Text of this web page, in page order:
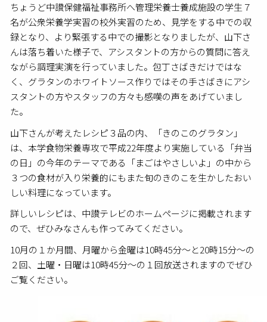
ちょうど中讃保健福祉事務所へ管理栄養士養成施設の学生７
名が公衆栄養学実習の校外実習のため、見学をする中での収
録となり、より緊張する中での撮影となりましたが、山下さ
んは落ち着いた様子で、アシスタントの方からの質問に答え
ながら調理実演を行っていました。包丁さばきだけではな
く、グラタンのホワイトソース作りではその手さばきにアシ
スタントの方やスタッフの方々も感嘆の声をあげていまし
た。
山下さんが考えたレシピ３品の内、「きのこのグラタン」
は、本学食物栄養専攻で平成22年度より実施している「弁当
の日」の今年のテーマである「まごはやさしいよ」の中から
３つの食材が入り栄養的にもまた旬のきのこを生かしたおい
しい料理になっています。
詳しいレシピは、中讃テレビのホームページに掲載されます
ので、ぜひみなさんも作ってみてください。
10月の１か月間、月曜から金曜は10時45分～と20時15分～の
２回、土曜・日曜は10時45分～の１回放送されますのでぜひ
ご覧ください。